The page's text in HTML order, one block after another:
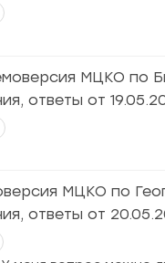
МЦКО по
ответы от
МЦКО по
ответы от